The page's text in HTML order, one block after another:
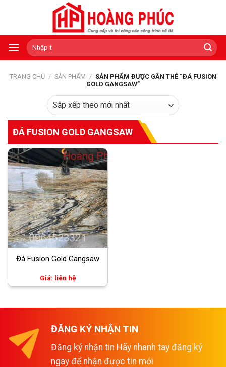
Tìm
kiếm:
TRANG CHỦ / SẢN PHẨM / SẢN PHẨM ĐƯỢC GẮN THẺ “ĐÁ FUSION
GOLD GANGSAW”
ĐÁ FUSION GOLD GANGSAW
Đá Fusion Gold Gangsaw
Giá: liên hệ
ĐĂNG KÝ NHẬN TIN
Đăng ký nhận tin Hãy nhanh tay đăng ký
ngay để nhận được tin mới